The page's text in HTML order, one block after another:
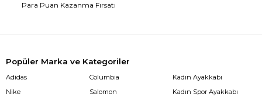
Para Puan Kazanma Fırsatı
Popüler Marka ve Kategoriler
Adidas
Nike
Columbia
Salomon
Kadın Ayakkabı
Kadın Spor Ayakkabı